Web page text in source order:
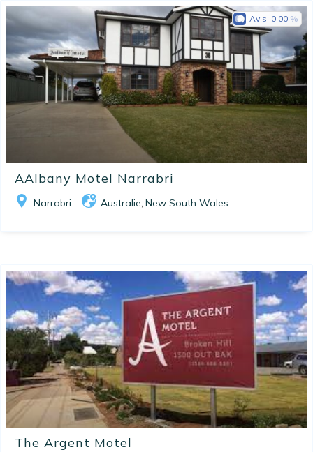
AAlbany Motel Narrabri
Narrabri Australie, New South Wales
Avis: 0.00
The Argent Motel